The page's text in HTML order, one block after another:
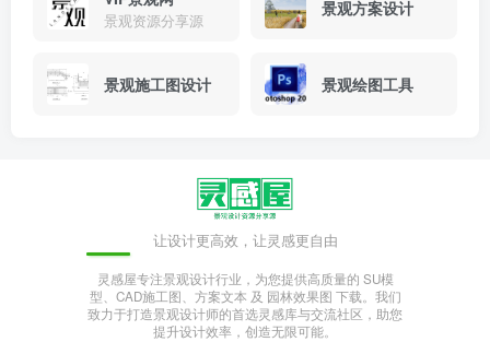
景观资源分享源
景观方案设计
景观施工图设计 景观绘图工具
让设计更高效，让灵感更自由
灵感屋专注景观设计行业，为您提供高质量的 SU模
型、CAD施工图、方案文本 及 园林效果图 下载。我们
致力于打造景观设计师的首选灵感库与交流社区，助您
提升设计效率，创造无限可能。